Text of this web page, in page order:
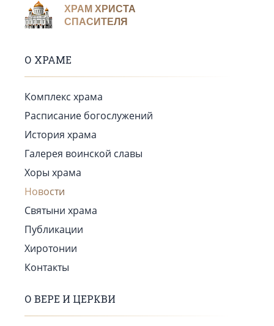
ХРАМ ХРИСТА
СПАСИТЕЛЯ
О ХРАМЕ
Комплекс храма
Расписание богослужений
История храма
Галерея воинской славы
Хоры храма
Новости
Святыни храма
Публикации
Хиротонии
Контакты
О ВЕРЕ И ЦЕРКВИ